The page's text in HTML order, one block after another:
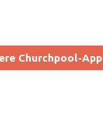
Churchpool-App